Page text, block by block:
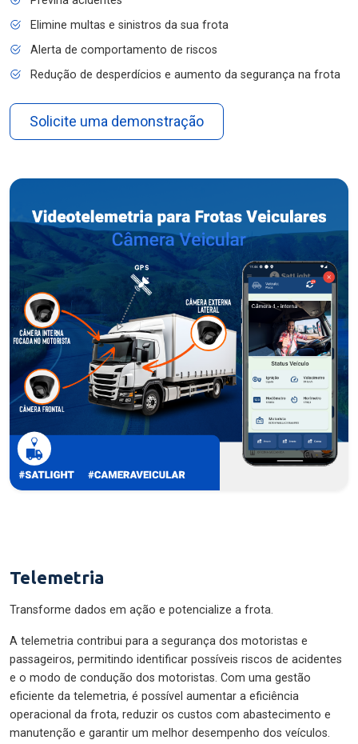
Elimine multas e sinistros da sua frota
Alerta de comportamento de riscos
Redução de desperdícios e aumento da segurança na frota
Solicite uma demonstração
Telemetria
Transforme dados em ação e potencialize a frota.
A telemetria contribui para a segurança dos motoristas e
passageiros, permitindo identificar possíveis riscos de acidentes
e o modo de condução dos motoristas. Com uma gestão
eficiente da telemetria, é possível aumentar a eficiência
operacional da frota, reduzir os custos com abastecimento e
manutenção e garantir um melhor desempenho dos veículos.